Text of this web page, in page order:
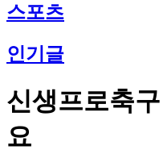
스포츠
인기글
신생프로축
요